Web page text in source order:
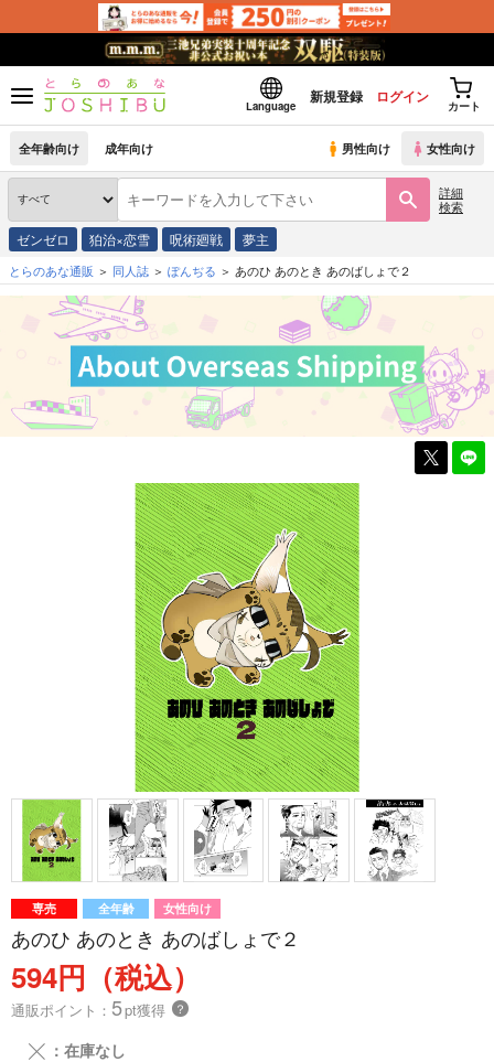
Language
新規登録 ログイン
カート
全年齢向け 成年向け 男性向け 女性向け
詳細
検索
ゼンゼロ 狛治×恋雪 呪術廻戦 夢主
とらのあな通販 同人誌 ぽんぢる あのひ あのとき あのばしょで２
専売 全年齢 女性向け
あのひ あのとき あのばしょで２
594円（税込）
通販ポイント： 5pt獲得 ？
╳ ：在庫なし